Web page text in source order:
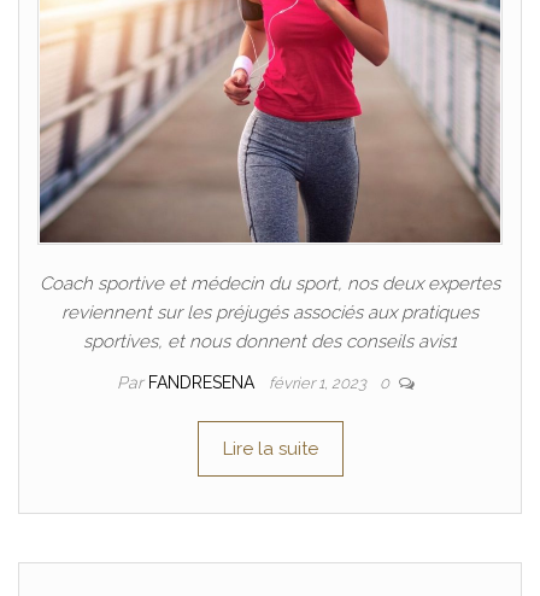
Coach sportive et médecin du sport, nos deux expertes
reviennent sur les préjugés associés aux pratiques
sportives, et nous donnent des conseils avis1
Par FANDRESENA février 1, 2023 0
Lire la suite